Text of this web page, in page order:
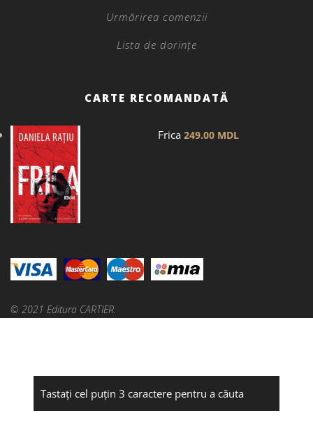
Urmărirea comenzii
Lista de dorințe
CARTE RECOMANDATĂ
Frica 249.00 MDL
© 2021 Editura CARTIER.